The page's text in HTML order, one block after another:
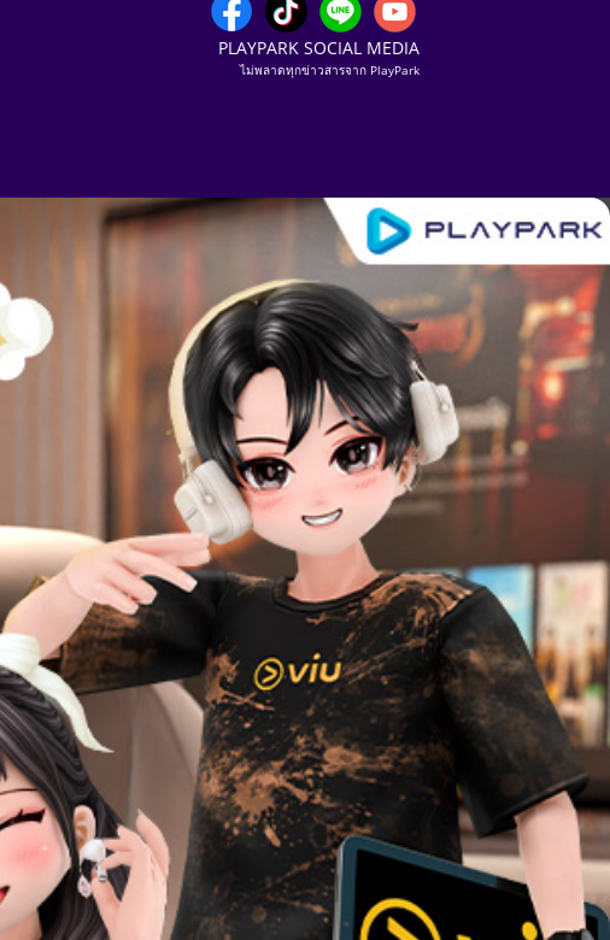
PLAYPARK SOCIAL MEDIA
ไม่พลาดทุกข่าวสารจาก PlayPark